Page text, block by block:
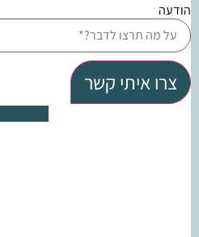
הודעה
צרו איתי קשר